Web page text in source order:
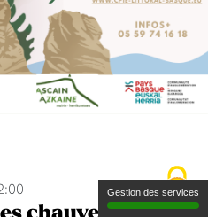
Gestion des services